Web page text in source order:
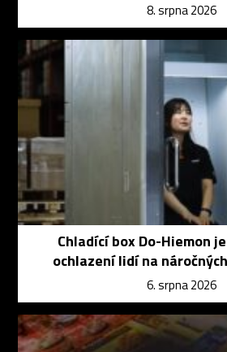
8. srpna 2026
Chladící box Do-Hiemon
ochlazení lidí na
6. srpna 2026